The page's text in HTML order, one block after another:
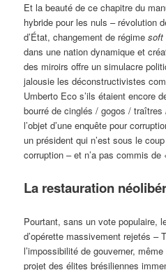
Et la beauté de ce chapitre du
hybride pour les nuls – révolution
d’État, changement de régimesoft
dans une nation dynamique et
des miroirs offre un simulacre
jalousie les déconstructivistes
Umberto Eco s’ils étaient encore
bourré de cinglés / gogos /
l’objet d’une enquête pour
un président qui n’est sous le
corruption – et n’a pas commis de
La restauration
Pourtant, sans un vote populaire,
d’opérette massivement rejetés –
l’impossibilité de gouverner,
projet des élites brésiliennes